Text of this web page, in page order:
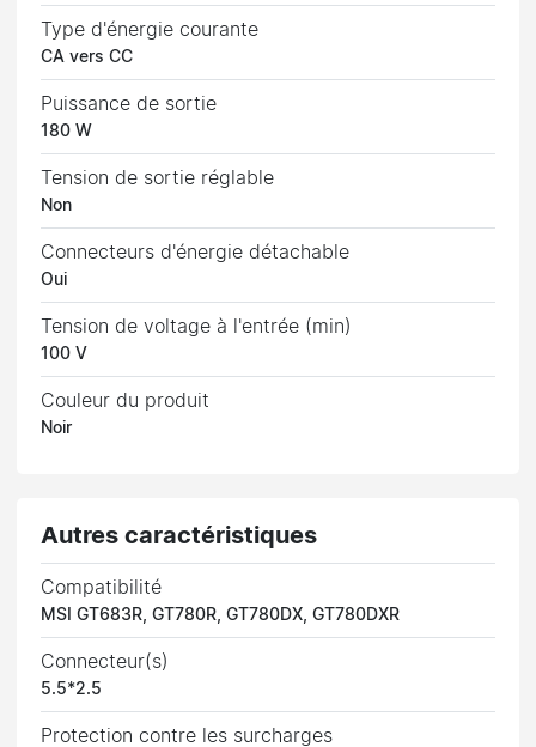
Type d'énergie courante
CA vers CC
Puissance de sortie
180 W
Tension de sortie réglable
Non
Connecteurs d'énergie détachable
Oui
Tension de voltage à l'entrée (min)
100 V
Couleur du produit
Noir
Autres caractéristiques
Compatibilité
MSI GT683R, GT780R, GT780DX, GT780DXR
Connecteur(s)
5.5*2.5
Protection contre les surcharges